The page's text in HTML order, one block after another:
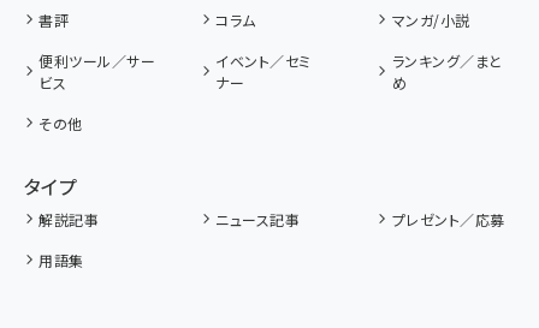
書評 コラム
マンガ/小説
便利ツール／サー
ビス
イベント／セミ
ナー
ランキング／まと
め
その他
タイプ
解説記事 ニュース記事
プレゼント／応募
用語集